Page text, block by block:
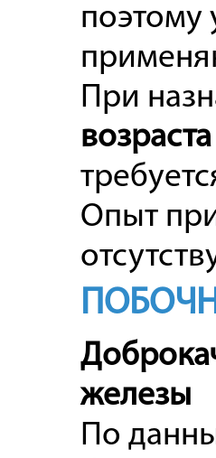
поэтому
При
возраста
Опыт
железы
По